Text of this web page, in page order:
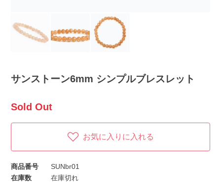
サンストーン6mm シンプルブレスレット
Sold Out
お気に入りに入れる
商品番号
SUNbr01
在庫数
在庫切れ